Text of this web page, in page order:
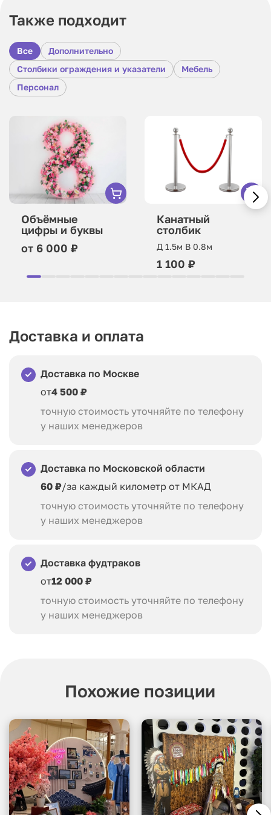
Также подходит
Все
Дополнительно
Столбики ограждения и указатели
Мебель
Персонал
Объёмные
цифры и буквы
от 6 000 ₽
Канатный
столбик
Д 1.5м В 0.8м
1 100 ₽
Доставка и оплата
Доставка по Москве
от4 500 ₽
точную стоимость уточняйте по телефону
у наших менеджеров
Доставка по Московской области
60 ₽/за каждый километр от МКАД
точную стоимость уточняйте по телефону
у наших менеджеров
Доставка фудтраков
от12 000 ₽
точную стоимость уточняйте по телефону
у наших менеджеров
Похожие позиции